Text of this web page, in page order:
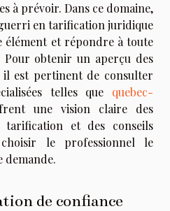
à prévoir. Dans ce domaine,
en tarification juridique
élément et répondre à toute
Pour obtenir un aperçu des
il est pertinent de consulter
telles que quebec-
une vision claire des
tarification et des conseils
le professionnel le
demande.
de confiance